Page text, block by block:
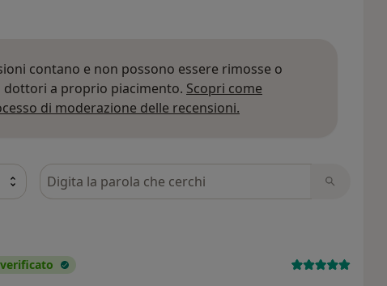
contano e non possono essere rimosse o
dottori a proprio piacimento. Scopri come
di moderazione delle recensioni.
Cerca nelle recensioni